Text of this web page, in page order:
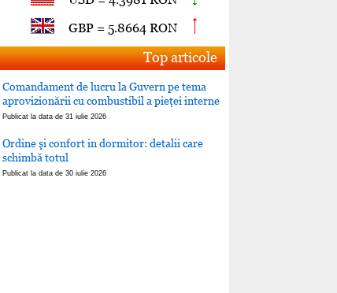
GBP = 5.8664 RON
Top articole
Comandament de lucru la Guvern pe tema
aprovizionării cu combustibil a pieţei interne
Publicat la data de 31 iulie 2026
Ordine şi confort in dormitor: detalii care
schimbă totul
Publicat la data de 30 iulie 2026